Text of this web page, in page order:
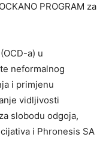
PROGRAM za
a) u
neformalnog
i primjenu
vidljivosti
slobodu odgoja,
i Phronesis SA